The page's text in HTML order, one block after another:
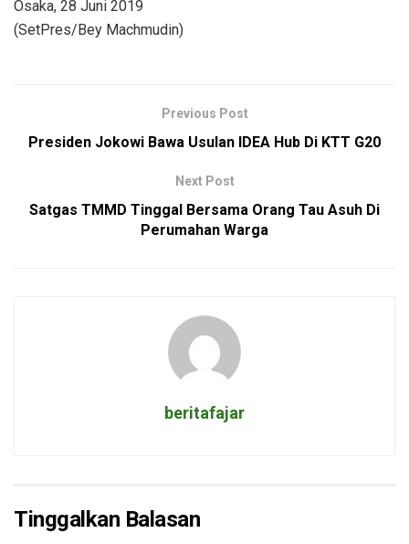
Osaka, 28 Juni 2019
(SetPres/Bey Machmudin)
Previous Post
Presiden Jokowi Bawa Usulan IDEA Hub Di KTT G20
Next Post
Satgas TMMD Tinggal Bersama Orang Tau Asuh Di
Perumahan Warga
beritafajar
Tinggalkan Balasan